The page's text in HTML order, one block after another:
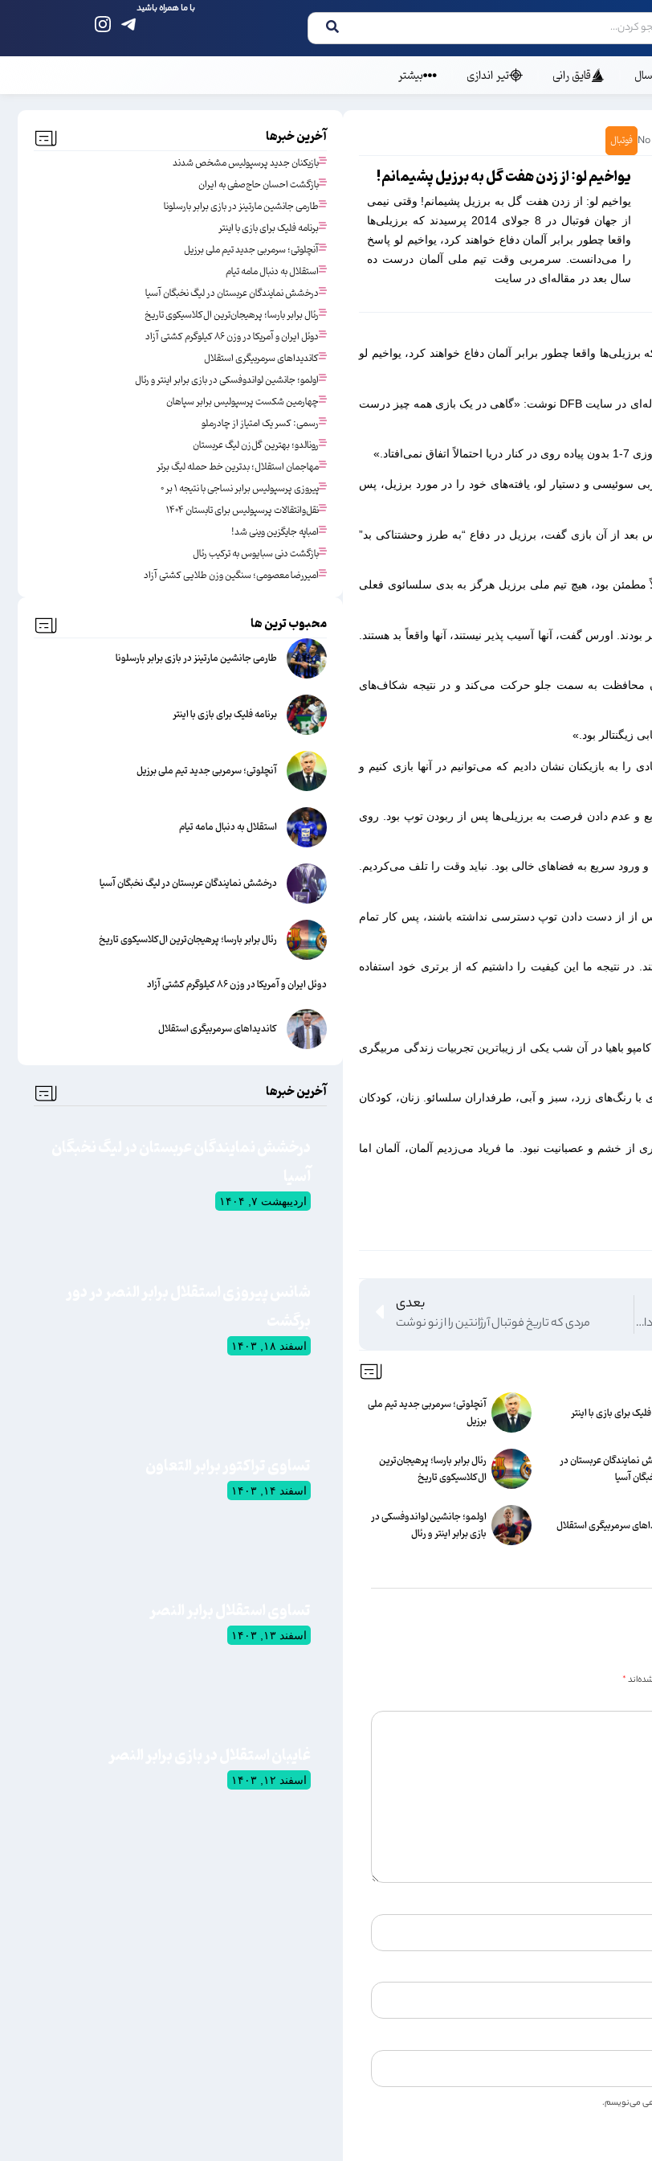
با ما همراه باشید
قایق رانی تیر اندازی بیشتر
فوتبال
یواخیم لو: از زدن هفت گل به برزیل پشیمانم!
یواخیم لو: از زدن هفت گل به برزیل پشیمانم! وقتی نیمی
از جهان فوتبال در 8 جولای 2014 پرسیدند که برزیلی‌ها
واقعا چطور برابر آلمان دفاع خواهند کرد، یواخیم لو پاسخ
را می‌دانست. سرمربی وقت تیم ملی آلمان درست ده
سال بعد در مقاله‌ای در سایت
فوتبال در 8 جولای 2014 پرسیدند که برزیلی‌ها واقعا چطور برابر آلمان دفاع خواهند کرد، یواخیم لو
سرمربی وقت تیم ملی آلمان درست ده سال بعد در مقاله‌ای در سایت DFB نوشت: «گاهی در یک بازی همه چیز درست
سوئیسی و دستیار لو، یافته‌های خود را در مورد برزیل، پس
(2-1) ارائه کرد: «اورس بعد از آن بازی گفت، برزیل در دفاع “به طرز وحشتناکی بد”
مطمئن بود، هیچ تیم ملی برزیل هرگز به بدی سلسائوی فعلی
اورس گفت، آنها آسیب پذیر نیستند، آنها واقعاً بد هستند.
بدون محافظت به سمت جلو حرکت می‌کند و در نتیجه شکاف‌های
زیگنتالر بود.»
را به بازیکنان نشان دادیم که می‌توانیم در آنها بازی کنیم و
و عدم دادن فرصت به برزیلی‌ها پس از ربودن توپ بود. روی
سریع به فضاهای خالی بود. نباید وقت را تلف می‌کردیم.
از از دست دادن توپ دسترسی نداشته باشند، پس کار تمام
نتیجه ما این کیفیت را داشتیم که از برتری خود استفاده
باهیا در آن شب یکی از زیباترین تجربیات زندگی مربیگری
با رنگ‌های زرد، سبز و آبی، طرفداران سلسائو. زنان، کودکان
از خشم و عصبانیت نبود. ما فریاد می‌زدیم آلمان، آلمان اما
رونمایی از مدعی جدید توپ طلا: من یامال ۱۶ سال دارم!
بعدی
مردی که تاریخ فوتبال آرژانتین را از نو نوشت
برای بازی با اینتر
آنچلوتی؛ سرمربی جدید تیم ملی
برزیل
عربستان در
آسیا
رئال برابر بارسا؛ پرهیجان‌‌ترین
ال‌کلاسیکوی تاریخ
سرمربیگری استقلال
اولمو؛ جانشین لواندوفسکی در
بازی برابر اینتر و رئال
*
می‌نویسم.
آخرین خبرها
بازیکنان جدید پرسپولیس مشخص شدند
بازگشت احسان حاج‌صفی به ایران
طارمی جانشین مارتینز در بازی برابر بارسلونا
برنامه فلیک برای بازی با اینتر
آنچلوتی؛ سرمربی جدید تیم ملی برزیل
استقلال به دنبال مامه تیام
درخشش نمایندگان عربستان در لیگ نخبگان آسیا
رئال برابر بارسا؛ پرهیجان‌‌ترین ال‌کلاسیکوی تاریخ
دوئل ایران و آمریکا در وزن ۸۶ کیلوگرم کشتی آزاد
کاندیداهای سرمربیگری استقلال
اولمو؛ جانشین لواندوفسکی در بازی برابر اینتر و رئال
چهارمین شکست پرسپولیس برابر سپاهان
رسمی: کسر یک امتیاز از چادرملو
رونالدو؛ بهترین گل‌زن لیگ عربستان
مهاجمان استقلال؛ بدترین خط حمله لیگ برتر
پیروزی پرسپولیس برابر نساجی با نتیجه ۱ بر ۰
نقل‌وانتقالات پرسپولیس برای تابستان ۱۴۰۴
امباپه جایگزین وینی شد!
بازگشت دنی سبایوس به ترکیب رئال
امیررضا معصومی؛ سنگین وزن طلایی کشتی آزاد
محبوب ترین ها
طارمی جانشین مارتینز در بازی برابر بارسلونا
برنامه فلیک برای بازی با اینتر
آنچلوتی؛ سرمربی جدید تیم ملی برزیل
استقلال به دنبال مامه تیام
درخشش نمایندگان عربستان در لیگ نخبگان آسیا
رئال برابر بارسا؛ پرهیجان‌‌ترین ال‌کلاسیکوی تاریخ
دوئل ایران و آمریکا در وزن ۸۶ کیلوگرم کشتی آزاد
کاندیداهای سرمربیگری استقلال
آخرین خبرها
اردیبهشت ۷, ۱۴۰۴
اسفند ۱۸, ۱۴۰۳
اسفند ۱۴, ۱۴۰۳
اسفند ۱۳, ۱۴۰۳
اسفند ۱۲, ۱۴۰۳